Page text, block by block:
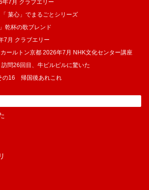
7月 クラブエリー
菓​心」でまるごとシリーズ
乾杯の歌ブレンド
7月 クラブエリー
ールトン京都 2026年7月 NHK文化センター講座
問26回目、牛ピルピルに驚いた
の16 帰国後あれこれ